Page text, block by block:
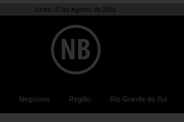
Sexta, 07 de Agosto de 2026
Negócios Região Rio Grande do Sul